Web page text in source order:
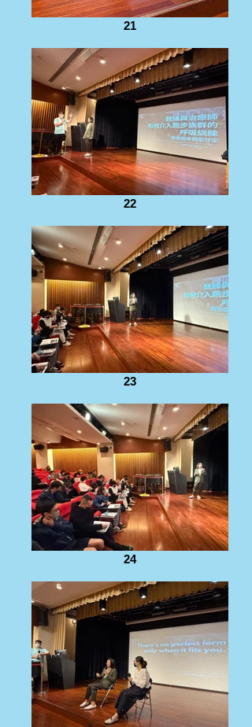
21
22
23
24